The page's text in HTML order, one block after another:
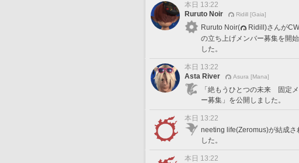
本日 13:22
Ruruto Noir
Ridill [Gaia]
Ruruto Noir(
Ridill)さんが
の立ち上げメンバー募集を開始
した。
本日 13:22
Asta River
Asura [Mana]
「絶もうひとつの未来 固定
ー募集」を公開しました。
本日 13:22
neeting life(Zeromus)が結成さ
した。
本日 13:22